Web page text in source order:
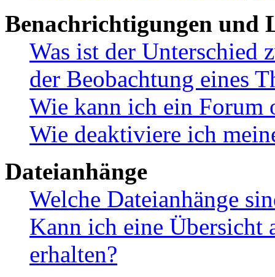
Benachrichtigungen und
Was ist der Unterschied
der Beobachtung eines
Wie kann ich ein Forum
Wie deaktiviere ich
Dateianhänge
Welche Dateianhänge
Kann ich eine Übersicht
erhalten?